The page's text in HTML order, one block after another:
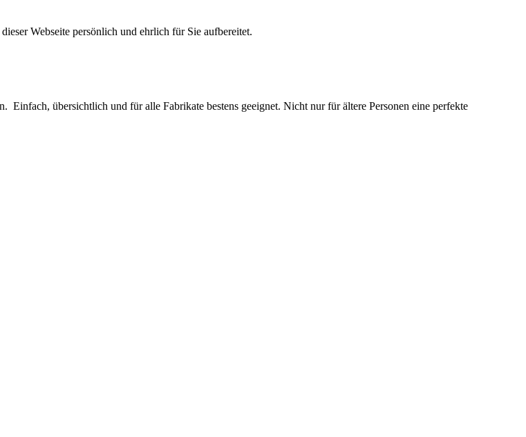
Webseite persönlich und ehrlich für Sie aufbereitet.
Einfach, übersichtlich und für alle Fabrikate bestens geeignet. Nicht nur für ältere Personen eine perfekte